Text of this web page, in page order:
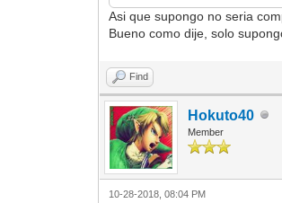
Asi que supongo no seria
Bueno como dije, solo
Find
Hokuto40
Member
10-28-2018, 08:04 PM